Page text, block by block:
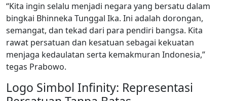
“Kita ingin selalu menjadi negara yang bersatu dalam
bingkai Bhinneka Tunggal Ika. Ini adalah dorongan,
semangat, dan tekad dari para pendiri bangsa. Kita
rawat persatuan dan kesatuan sebagai kekuatan
menjaga kedaulatan serta kemakmuran Indonesia,”
tegas Prabowo.
Logo Simbol Infinity: Representasi